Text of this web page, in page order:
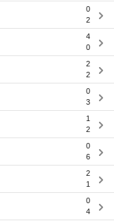
0
2
4
0
2
2
0
3
1
2
0
6
2
1
0
4